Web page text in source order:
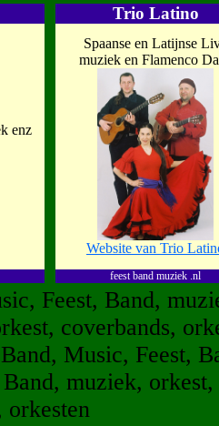
enz
Trio Latino
Spaanse en Latijnse
muziek en Flamenco
Website van Trio
feest band muziek .nl
Feest, Band,
coverbands,
Music, Feest,
muziek,
orkesten